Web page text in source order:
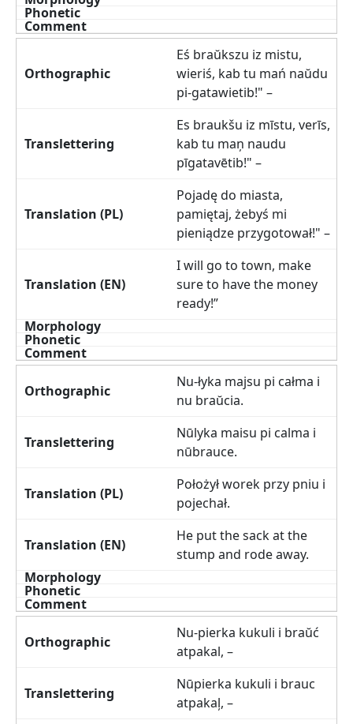
Eś braŭkszu iz mistu,
wieriś, kab tu mań naŭdu
pi-gatawietib!" –
Es braukšu iz mīstu, verīs,
kab tu maņ naudu
pīgatavētib!" –
Pojadę do miasta,
pamiętaj, żebyś mi
pieniądze przygotował!" –
I will go to town, make
sure to have the money
ready!”
Nu-łyka majsu pi całma i
nu braŭcia.
Nūlyka maisu pi calma i
nūbrauce.
Położył worek przy pniu i
pojechał.
He put the sack at the
stump and rode away.
Nu-pierka kukuli i braŭć
atpakal, –
Nūpierka kukuli i brauc
atpakaļ, –